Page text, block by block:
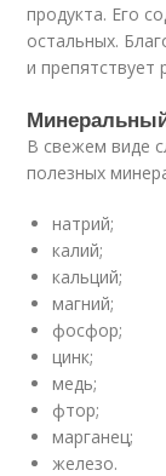
продукта. Его
остальных.
и препятствует
В свежем виде
полезных
натрий;
калий;
кальций;
магний;
фосфор;
цинк;
медь;
фтор;
марганец;
железо.